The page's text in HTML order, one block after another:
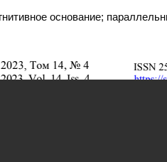
основание;